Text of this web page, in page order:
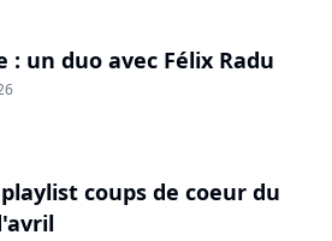
: un duo avec Félix Radu
coups de coeur du